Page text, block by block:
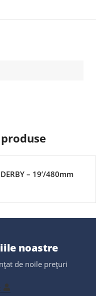
– 19’/480mm
noastre
de noile prețuri